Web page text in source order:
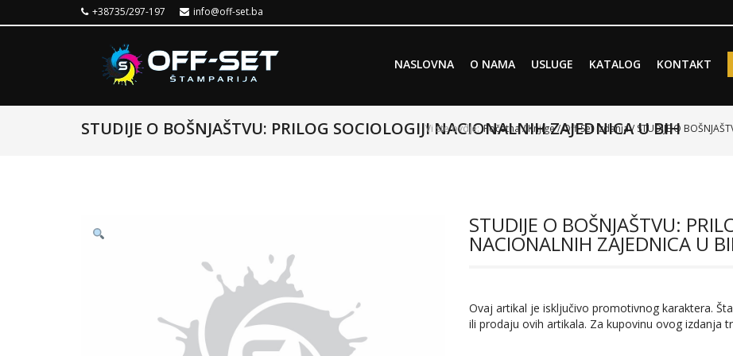
+38735/297-197 info@off-set.ba
Skip to primary content
Skip to secondary content
NASLOVNA O NAMA USLUGE KATALOG KONTAKT
STUDIJE O BOŠNJAŠTVU: PRILOG SOCIOLOGIJI NACIONALNIH ZAJEDNICA U BIH
Vi ste ovdje: Početna/Knjige/Off-Set izdanja/ STUDIJE O
STUDIJE O BOŠNJAŠTVU:
NACIONALNIH ZAJEDNICA U
Ovaj artikal je isključivo promotivnog karaktera.
ili prodaju ovih artikala. Za kupovinu ovog izdanja